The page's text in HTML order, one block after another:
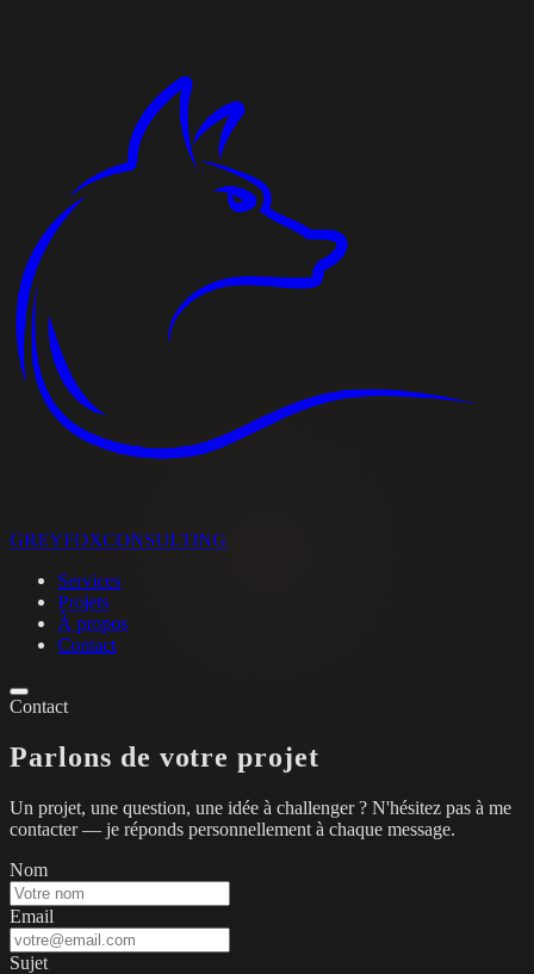
GREYFOXCONSULTING
Services
Projets
À propos
Contact
Contact
Parlons de votre projet
Un projet, une question, une idée à challenger ? N'hésitez pas à me
contacter — je réponds personnellement à chaque message.
Nom
Email
Sujet